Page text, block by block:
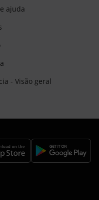
ajuda
- Visão geral